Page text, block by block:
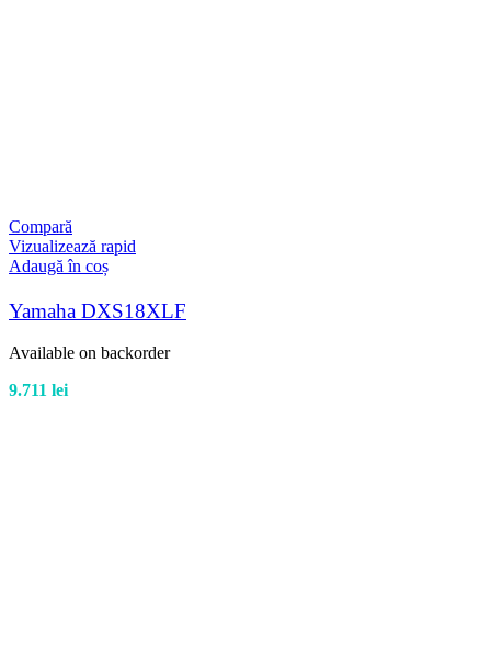
Compară
Vizualizează rapid
Adaugă în coș
Yamaha DXS18XLF
Available on backorder
9.711 lei